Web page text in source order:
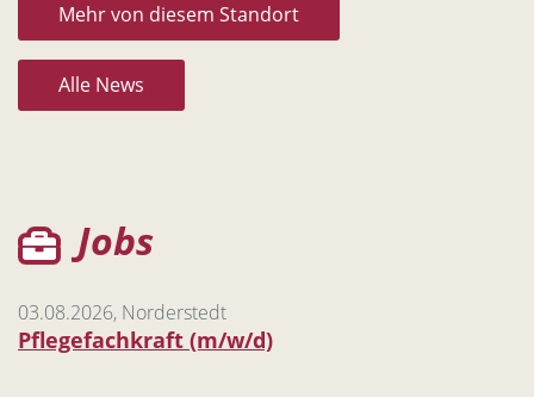
Mehr von diesem Standort
Alle News
Jobs
03.08.2026, Norderstedt
Pflegefachkraft (m/w/d)